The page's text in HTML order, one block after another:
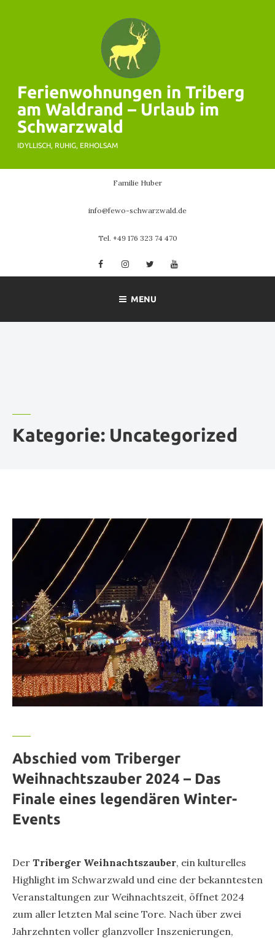
Ferienwohnungen in Triberg
am Waldrand – Urlaub im
Schwarzwald
IDYLLISCH, RUHIG, ERHOLSAM
Familie Huber
info@fewo-schwarzwald.de
Tel. +49 176 323 74 470
FacebookInstagramTwitter
MENU
Kategorie: Uncategorized
Abschied vom Triberger
Weihnachtszauber 2024 – Das
Finale eines legendären Winter-
Events
Der Triberger Weihnachtszauber, ein kulturelles
Highlight im Schwarzwald und eine der bekanntesten
Veranstaltungen zur Weihnachtszeit, öffnet 2024
zum aller letzten Mal seine Tore. Nach über zwei
Jahrzehnten voller glanzvoller Inszenierungen,